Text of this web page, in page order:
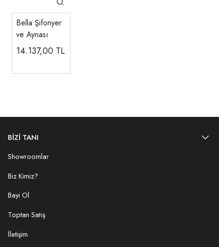
Bella Şifonyer
ve Aynası
14.137,00 TL
BİZİ TANI
Showroomlar
Biz Kimiz?
Bayi Ol
Toptan Satış
İletişim